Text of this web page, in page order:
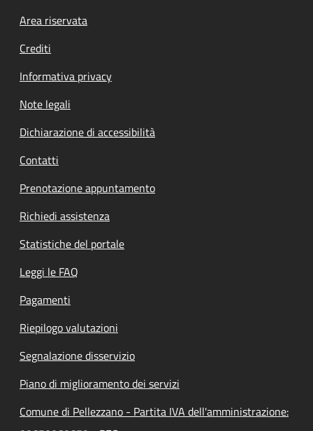
Footer menu
Area riservata
Crediti
Informativa privacy
Note legali
Dichiarazione di accessibilità
Contatti
Prenotazione appuntamento
Richiedi assistenza
Statistiche del portale
Leggi le FAQ
Pagamenti
Riepilogo valutazioni
Segnalazione disservizio
Piano di miglioramento dei servizi
Comune di Pellezzano - Partita IVA dell'amministrazione: